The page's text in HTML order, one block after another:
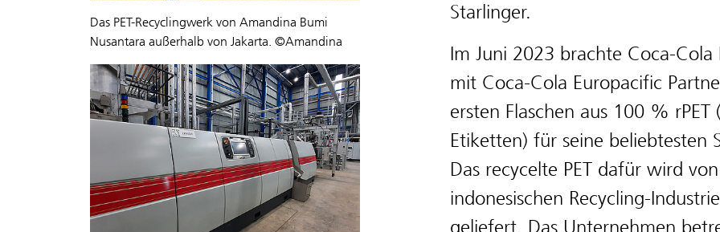
Das PET-Recyclingwerk von Amandina Bumi
Nusantara außerhalb von Jakarta. ©Amandina
Starlinger.
Im Juni 2023 brachte Coca-
mit Coca-Cola Europacific
ersten Flaschen aus 100 %
Etiketten) für seine
Das recycelte PET dafür wird
indonesischen Recycling-
geliefert. Das Unternehmen